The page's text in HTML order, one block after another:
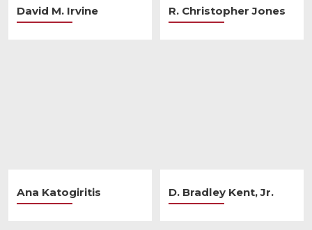
David M. Irvine R. Christopher Jones
Ana Katogiritis D. Bradley Kent, Jr.